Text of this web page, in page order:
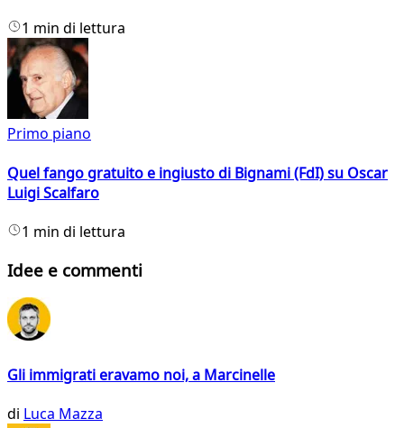
1 min di lettura
Primo piano
Quel fango gratuito e ingiusto di Bignami (FdI) su Oscar
Luigi Scalfaro
1 min di lettura
Idee e commenti
Gli immigrati eravamo noi, a Marcinelle
di Luca Mazza